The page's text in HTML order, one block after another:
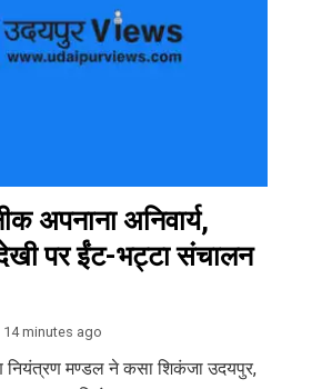
अपनाना अनिवार्य,
पर ईंट-भट्टा संचालन
14 minutes ago
नियंत्रण मण्डल ने कसा शिकंजा उदयपुर,